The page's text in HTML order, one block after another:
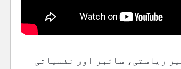
ریاستی، سائبر اور نفسیاتی